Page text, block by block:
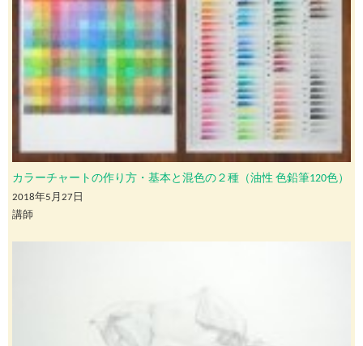
カラーチャートの作り方・基本と混色の２種（油性 色鉛筆120色）
2018年5月27日
講師